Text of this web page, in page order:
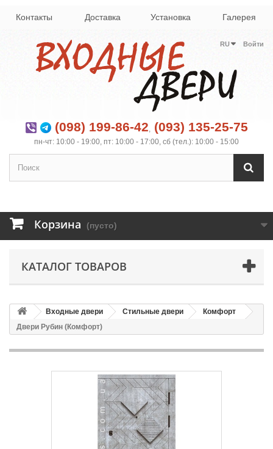
Контакты Доставка Установка Галерея
Войти
RU
(098) 199-86-42, (093) 135-25-75
пн-чт: 10:00 - 19:00, пт: 10:00 - 17:00, сб (тел.): 10:00 - 15:00
Корзина (пусто)
КАТАЛОГ ТОВАРОВ
Входные двери Стильные двери
Комфорт
Двери Рубин (Комфорт)